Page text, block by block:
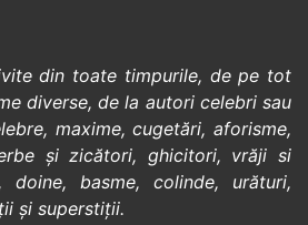
din toate timpurile, de pe tot
diverse, de la autori celebrisau
, maxime,cugetări,aforisme,
și zicători, ghicitori, vrăji si
, doine, basme, colinde, urături,
și superstiții.